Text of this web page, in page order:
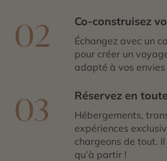
02 Co-construisez
Échangez avec un
pour créer un
adapté à vos
03 Réservez en
Hébergements,
expériences
chargeons de tout.
qu’à partir !